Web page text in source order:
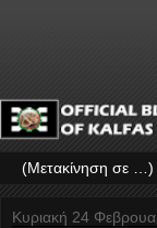
Κυριακή 24